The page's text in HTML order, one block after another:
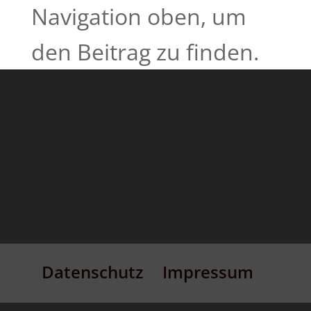
Navigation oben, um
den Beitrag zu finden.
Datenschutz Impressum